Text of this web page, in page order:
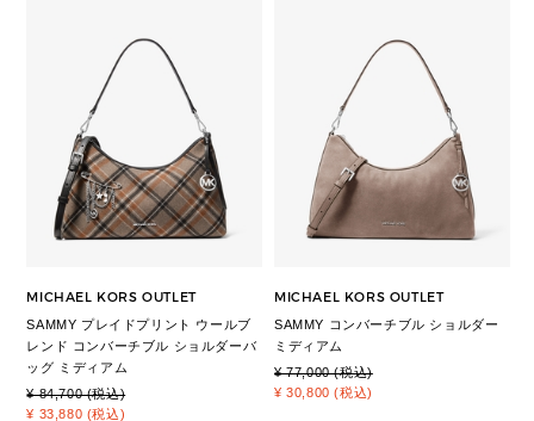
MICHAEL KORS OUTLET
SAMMY プレイドプリント ウールブ
レンド コンバーチブル ショルダーバ
ッグ ミディアム
¥ 84,700 (税込)
¥ 33,880 (税込)
MICHAEL KORS OUTLET
SAMMY コンバーチブル ショルダー
ミディアム
¥ 77,000 (税込)
¥ 30,800 (税込)